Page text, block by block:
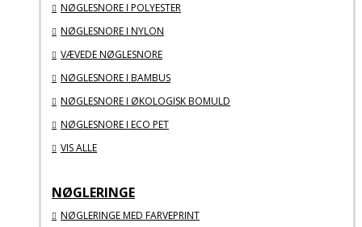
NØGLESNORE I POLYESTER
NØGLESNORE I NYLON
VÆVEDE NØGLESNORE
NØGLESNORE I BAMBUS
NØGLESNORE I ØKOLOGISK BOMULD
NØGLESNORE I ECO PET
VIS ALLE
NØGLERINGE
NØGLERINGE MED FARVEPRINT